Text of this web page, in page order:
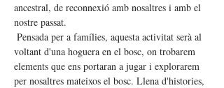
ancestral, de reconnexió amb nosaltres i amb el
nostre passat.
voltant d'una hoguera en el bosc, on trobarem
elements que ens portaran a jugar i explorarem
per nosaltres mateixos el bosc. Llena d'histories,